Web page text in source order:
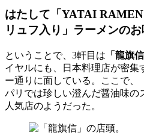
はたして「YATAI
リュフ入り」ラーメンのお
ということで、3軒目は 「龍旗
イヤルにも、日本料理店が密集
ー通りに面している。ここで、
パリでは珍しい澄んだ醤油味の
人気店のようだった。